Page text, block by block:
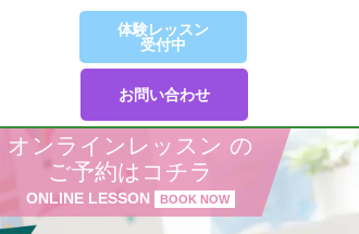
体験レッスン
受付中
お問い合わせ
オンラインレッスン の
ご予約はコチラ
ONLINE LESSON BOOK NOW